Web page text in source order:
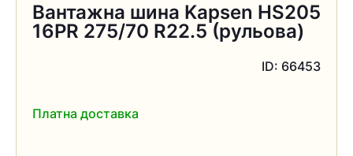
Вантажна шина Kapsen HS205
16PR 275/70 R22.5 (рульова)
ID: 66453
Платна доставка